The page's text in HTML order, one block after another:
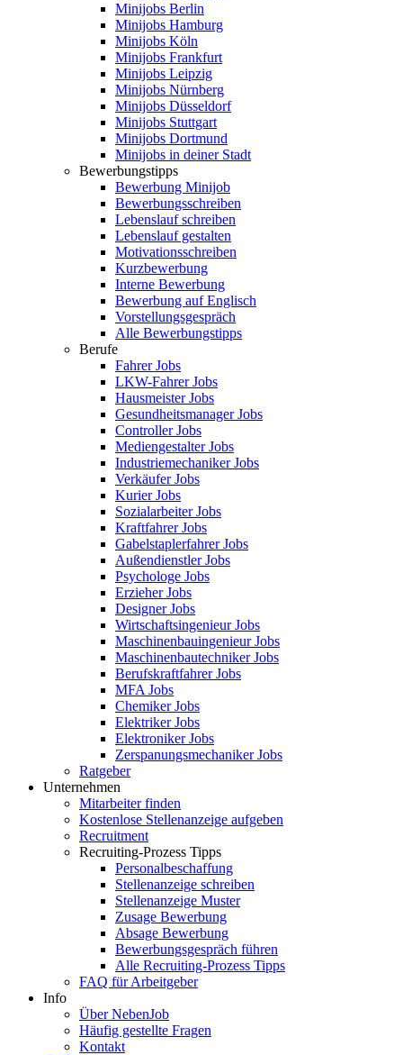
Minijobs Berlin
Minijobs Hamburg
Minijobs Köln
Minijobs Frankfurt
Minijobs Leipzig
Minijobs Nürnberg
Minijobs Düsseldorf
Minijobs Stuttgart
Minijobs Dortmund
Minijobs in deiner Stadt
Bewerbungstipps
Bewerbung Minijob
Bewerbungsschreiben
Lebenslauf schreiben
Lebenslauf gestalten
Motivationsschreiben
Kurzbewerbung
Interne Bewerbung
Bewerbung auf Englisch
Vorstellungsgespräch
Alle Bewerbungstipps
Berufe
Fahrer Jobs
LKW-Fahrer Jobs
Hausmeister Jobs
Gesundheitsmanager Jobs
Controller Jobs
Mediengestalter Jobs
Industriemechaniker Jobs
Verkäufer Jobs
Kurier Jobs
Sozialarbeiter Jobs
Kraftfahrer Jobs
Gabelstaplerfahrer Jobs
Außendienstler Jobs
Psychologe Jobs
Erzieher Jobs
Designer Jobs
Wirtschaftsingenieur Jobs
Maschinenbauingenieur Jobs
Maschinenbautechniker Jobs
Berufskraftfahrer Jobs
MFA Jobs
Chemiker Jobs
Elektriker Jobs
Elektroniker Jobs
Zerspanungsmechaniker Jobs
Ratgeber
Unternehmen
Mitarbeiter finden
Kostenlose Stellenanzeige aufgeben
Recruitment
Recruiting-Prozess Tipps
Personalbeschaffung
Stellenanzeige schreiben
Stellenanzeige Muster
Zusage Bewerbung
Absage Bewerbung
Bewerbungsgespräch führen
Alle Recruiting-Prozess Tipps
FAQ für Arbeitgeber
Info
Über NebenJob
Häufig gestellte Fragen
Kontakt